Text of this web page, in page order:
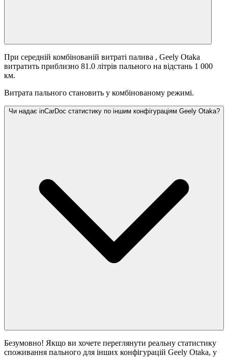
При середній комбінованій витраті палива , Geely Otaka
витратить приблизно 81.0 літрів пального на відстань 1 000
км.
Витрата пального становить у комбінованому режимі.
Чи надає inCarDoc статистику по іншим конфігураціям Geely Otaka?
Безумовно! Якщо ви хочете переглянути реальну статистику
споживання пального для інших конфігурацій Geely Otaka, у